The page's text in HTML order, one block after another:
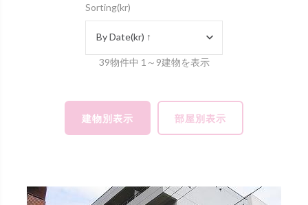
Sorting(kr)
By Date(kr) ↑
39物件中 1～9建物を表示
建物別表示 部屋別表示